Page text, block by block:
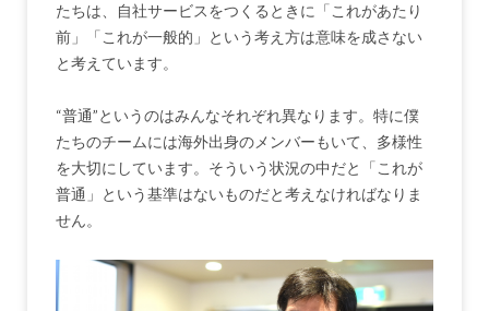
たちは、自社サービスをつくるときに「これがあたり
前」「これが一般的」という考え方は意味を成さない
と考えています。
“普通”というのはみんなそれぞれ異なります。特に僕
たちのチームには海外出身のメンバーもいて、多様性
を大切にしています。そういう状況の中だと「これが
普通」という基準はないものだと考えなければなりま
せん。